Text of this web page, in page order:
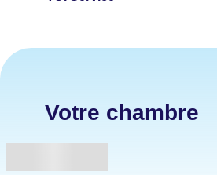
Votre chambre